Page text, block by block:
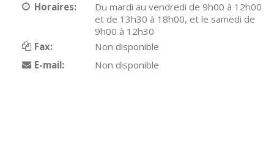
Horaires:
Du mardi au vendredi de 9h00 à 12h00
et de 13h30 à 18h00, et le samedi de
9h00 à 12h30
Fax:
Non disponible
E-mail:
Non disponible